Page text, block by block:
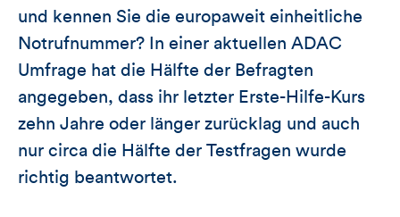
und kennen Sie die europaweit einheitliche
Notrufnummer? In einer aktuellen ADAC
Umfrage hat die Hälfte der Befragten
angegeben, dass ihr letzter Erste-Hilfe-Kurs
zehn Jahre oder länger zurücklag und auch
nur circa die Hälfte der Testfragen wurde
richtig beantwortet.